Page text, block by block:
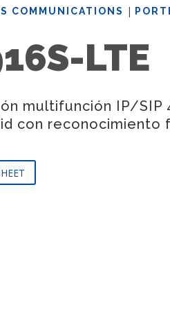
COMMUNICATIONS |
LTE
multifunción IP/SIP
con reconocimiento